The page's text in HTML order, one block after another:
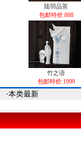
陆羽品茶
包邮特价:888
竹之语
包邮特价:1999
·本类最新